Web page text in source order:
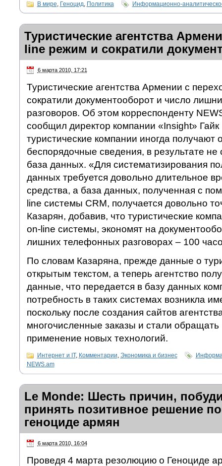
В мире, Геноцид, Политика Информационно-
Туристические агентства
line режим и сократили
6 марта 2010, 17:21
Туристические агентства Армении с
сократили документооборот и число
разговоров. Об этом корреспонденту
сообщил директор компании «Insight» Гайк
туристические компании иногда получают
беспорядочные сведения, в результате
база данных. «Для систематизирования
данных требуется довольно длительное
средства, а база данных, полученная с
line системы CRM, получается довольно
Казарян, добавив, что туристические
on-line системы, экономят на
лишних телефонных разговорах – 100
По словам Казаряна, прежде данные о
открытым текстом, а теперь агентство
данные, что передается в базу данных
потребность в таких системах возникла
поскольку после создания сайтов
многочисленные заказы и стали
применение новых технологий.
Интернет и IT, Комментарии, Экономика и бизнес
NEWS.am
Le Monde: Шесть причин,
принять позитивное решение
геноциде армян
6 марта 2010, 16:04
Проведя 4 марта резолюцию о Геноциде